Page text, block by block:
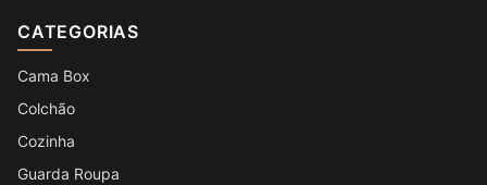
CATEGORIAS
Cama Box
Colchão
Cozinha
Guarda Roupa